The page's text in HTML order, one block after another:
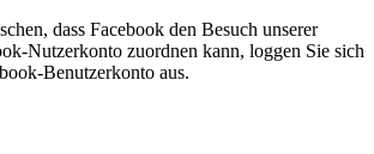
dass Facebook den Besuch unserer
Nutzerkonto zuordnen kann, loggen Sie sich
Benutzerkonto aus.